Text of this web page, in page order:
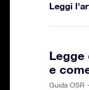
Leggi
Legge
e
Guida OSR